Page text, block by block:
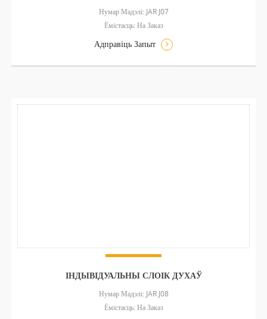
Нумар Мадэлі: JAR J07
Ёмістасць: На Заказ
Адправіць Запыт
ІНДЫВІДУАЛЬНЫ СЛОІК ДУХАЎ
Нумар Мадэлі: JAR J08
Ёмістасць: На Заказ